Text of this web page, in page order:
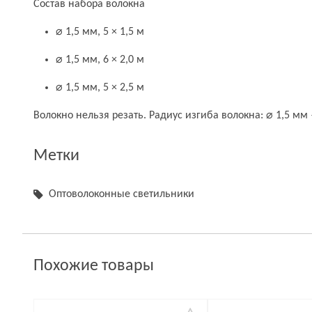
Состав набора волокна
⌀ 1,5 мм, 5 × 1,5 м
⌀ 1,5 мм, 6 × 2,0 м
⌀ 1,5 мм, 5 × 2,5 м
Волокно нельзя резать. Радиус изгиба волокна: ⌀ 1,5
Метки
Оптоволоконные светильники
Похожие товары